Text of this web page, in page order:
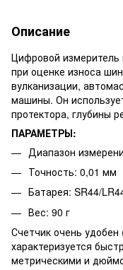
Описание
Цифровой измеритель
при оценке износа
вулканизации,
машины. Он
протектора, глубины
ПАРАМЕТРЫ:
Диапазон
Точность: 0,01 мм
Батарея: SR44/
Вес: 90 г
Счетчик очень
характеризуется
метрическими и